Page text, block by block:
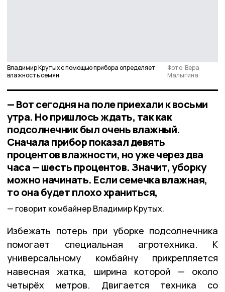
Владимир Крутых с помощью прибора определяет
влажность семян
Фото: Вера
Малыгина
— Вот сегодня на поле приехали к восьми
утра. Но пришлось ждать, так как
подсолнечник был очень влажный.
Сначала прибор показал девять
процентов влажности, но уже через два
часа — шесть процентов. Значит, уборку
можно начинать. Если семечка влажная,
то она будет плохо храниться,
говорит комбайнер Владимир Крутых.
Избежать потерь при уборке подсолнечника
помогает специальная агротехника. К
универсальному комбайну прикрепляется
навесная жатка, ширина которой — около
четырёх метров. Двигается техника со